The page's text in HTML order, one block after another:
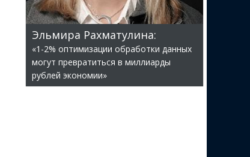
Эльмира Рахматулина:
«1-2% оптимизации обработки данных
могут превратиться в миллиарды
рублей экономии»